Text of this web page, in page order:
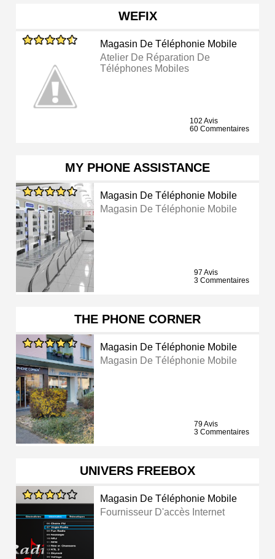
WEFIX
Magasin De Téléphonie Mobile
Atelier De Réparation De
Téléphones Mobiles
102 Avis
60 Commentaires
MY PHONE ASSISTANCE
Magasin De Téléphonie Mobile
Magasin De Téléphonie Mobile
97 Avis
3 Commentaires
THE PHONE CORNER
Magasin De Téléphonie Mobile
Magasin De Téléphonie Mobile
79 Avis
3 Commentaires
UNIVERS FREEBOX
Magasin De Téléphonie Mobile
Fournisseur D'accès Internet